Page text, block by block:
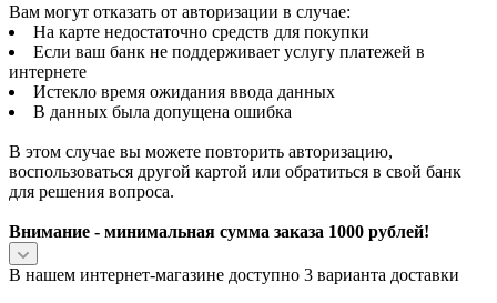
Вам могут отказать от авторизации в случае:
На карте недостаточно средств для покупки
Если ваш банк не поддерживает услугу платежей в
интернете
Истекло время ожидания ввода данных
В данных была допущена ошибка
В этом случае вы можете повторить авторизацию,
воспользоваться другой картой или обратиться в свой банк
для решения вопроса.
Внимание - минимальная сумма заказа 1000 рублей!
В нашем интернет-магазине доступно 3 варианта доставки